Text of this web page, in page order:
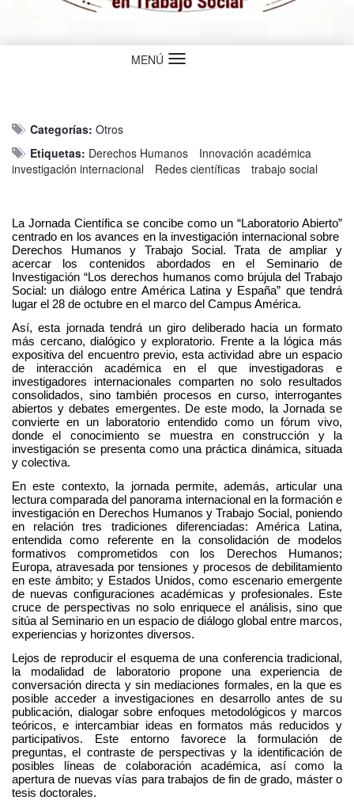
MENÚ Idioma
Categorías: Otros
Etiquetas: Derechos Humanos
Innovación académica
investigación internacional
Redes científicas trabajo social
La Jornada Científica se concibe como un “Laboratorio Abierto”
centrado en los avances en la investigación internacional sobre
Derechos Humanos y Trabajo Social. Trata de ampliar y
acercar los contenidos abordados en el Seminario de
Investigación “Los derechos humanos como brújula del Trabajo
Social: un diálogo entre América Latina y España” que tendrá
lugar el 28 de octubre en el marco del Campus América.
Así, esta jornada tendrá un giro deliberado hacia un formato
más cercano, dialógico y exploratorio. Frente a la lógica más
expositiva del encuentro previo, esta actividad abre un espacio
de interacción académica en el que investigadoras e
investigadores internacionales comparten no solo resultados
consolidados, sino también procesos en curso, interrogantes
abiertos y debates emergentes. De este modo, la Jornada se
convierte en un laboratorio entendido como un fórum vivo,
donde el conocimiento se muestra en construcción y la
investigación se presenta como una práctica dinámica, situada
y colectiva.
En este contexto, la jornada permite, además, articular una
lectura comparada del panorama internacional en la formación e
investigación en Derechos Humanos y Trabajo Social, poniendo
en relación tres tradiciones diferenciadas: América Latina,
entendida como referente en la consolidación de modelos
formativos comprometidos con los Derechos Humanos;
Europa, atravesada por tensiones y procesos de debilitamiento
en este ámbito; y Estados Unidos, como escenario emergente
de nuevas configuraciones académicas y profesionales. Este
cruce de perspectivas no solo enriquece el análisis, sino que
sitúa al Seminario en un espacio de diálogo global entre marcos,
experiencias y horizontes diversos.
Lejos de reproducir el esquema de una conferencia tradicional,
la modalidad de laboratorio propone una experiencia de
conversación directa y sin mediaciones formales, en la que es
posible acceder a investigaciones en desarrollo antes de su
publicación, dialogar sobre enfoques metodológicos y marcos
teóricos, e intercambiar ideas en formatos más reducidos y
participativos. Este entorno favorece la formulación de
preguntas, el contraste de perspectivas y la identificación de
posibles líneas de colaboración académica, así como la
apertura de nuevas vías para trabajos de fin de grado, máster o
tesis doctorales.